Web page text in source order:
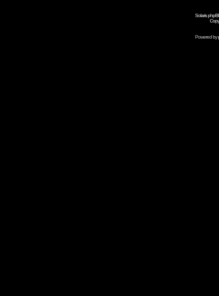
Solaris
Powered by